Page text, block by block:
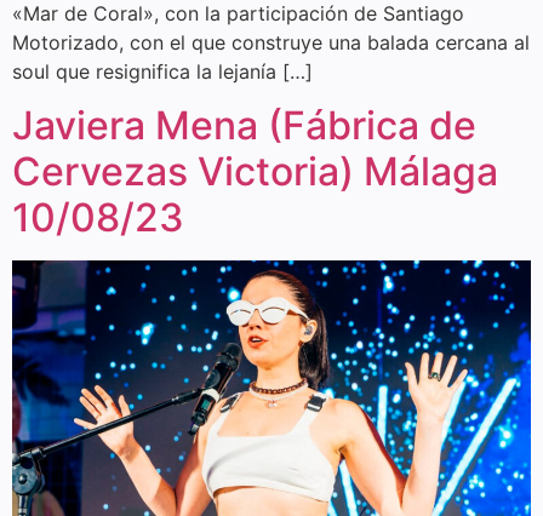
«Mar de Coral», con la participación de Santiago
Motorizado, con el que construye una balada cercana al
soul que resignifica la lejanía […]
Javiera Mena (Fábrica de
Cervezas Victoria) Málaga
10/08/23